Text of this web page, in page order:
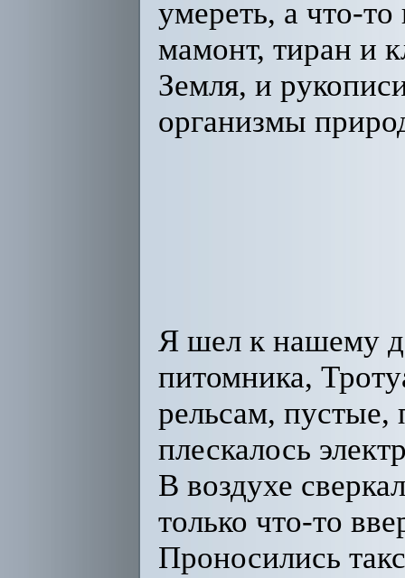
умереть, а что-
мамонт, тиран и
Земля, и
организмы
Я шел к нашему
питомника,
рельсам, пустые,
плескалось
В воздухе
только что-то
Проносились